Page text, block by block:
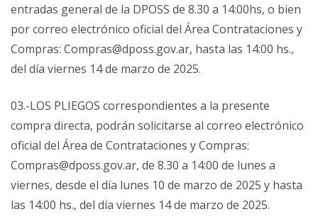
entradas general de la DPOSS de 8.30 a 14:00hs, o bien
por correo electrónico oficial del Área Contrataciones y
Compras: Compras@dposs.gov.ar, hasta las 14:00 hs.,
del día viernes 14 de marzo de 2025.
03.-LOS PLIEGOS correspondientes a la presente
compra directa, podrán solicitarse al correo electrónico
oficial del Área de Contrataciones y Compras:
Compras@dposs.gov.ar, de 8.30 a 14:00 de lunes a
viernes, desde el día lunes 10 de marzo de 2025 y hasta
las 14:00 hs., del día viernes 14 de marzo de 2025.